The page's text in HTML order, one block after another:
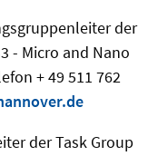
der
- Micro and Nano
+ 49 511 762
der Task Group